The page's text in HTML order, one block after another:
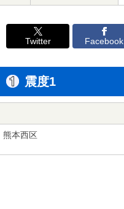
Twitter Facebook
震度1
熊本西区